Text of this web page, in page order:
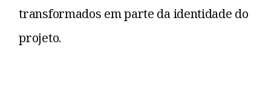
transformados em parte da identidade do
projeto.